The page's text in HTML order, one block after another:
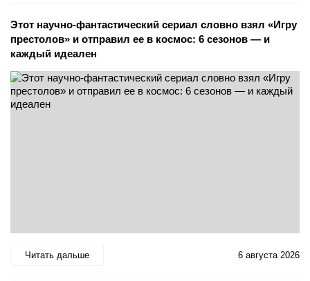
Этот научно-фантастический сериал словно взял «Игру
престолов» и отправил ее в космос: 6 сезонов — и
каждый идеален
Читать дальше 6 августа 2026